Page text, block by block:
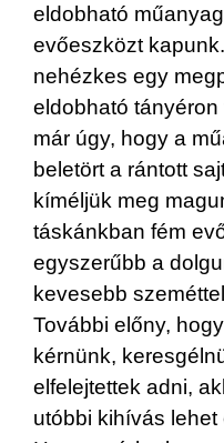
eldobható
evőeszközt
nehézkes egy
eldobható
már úgy, hogy a
beletört a rántott
kíméljük meg
táskánkban fém
egyszerűbb a
kevesebb
További előny,
kérnünk,
elfelejtettek adni,
utóbbi kihívás